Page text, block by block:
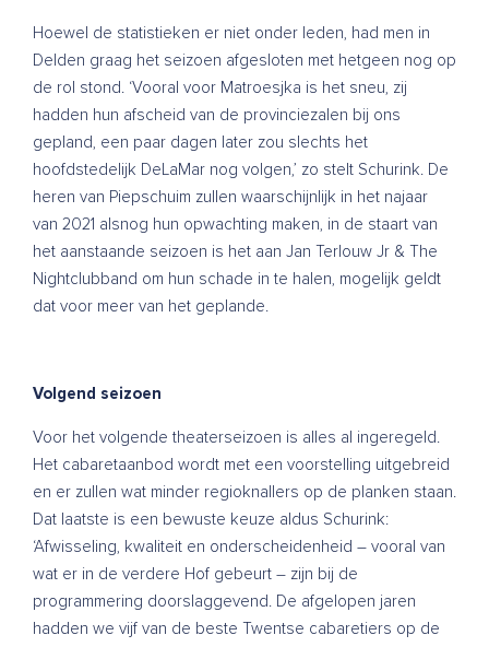
Hoewel de statistieken er niet onder leden, had men in
Delden graag het seizoen afgesloten met hetgeen nog op
de rol stond. ‘Vooral voor Matroesjka is het sneu, zij
hadden hun afscheid van de provinciezalen bij ons
gepland, een paar dagen later zou slechts het
hoofdstedelijk DeLaMar nog volgen,’ zo stelt Schurink. De
heren van Piepschuim zullen waarschijnlijk in het najaar
van 2021 alsnog hun opwachting maken, in de staart van
het aanstaande seizoen is het aan Jan Terlouw Jr & The
Nightclubband om hun schade in te halen, mogelijk geldt
dat voor meer van het geplande.
Volgend seizoen
Voor het volgende theaterseizoen is alles al ingeregeld.
Het cabaretaanbod wordt met een voorstelling uitgebreid
en er zullen wat minder regioknallers op de planken staan.
Dat laatste is een bewuste keuze aldus Schurink:
‘Afwisseling, kwaliteit en onderscheidenheid – vooral van
wat er in de verdere Hof gebeurt – zijn bij de
programmering doorslaggevend. De afgelopen jaren
hadden we vijf van de beste Twentse cabaretiers op de